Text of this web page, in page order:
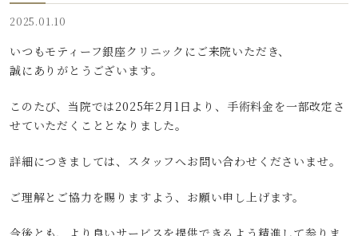
2025.01.10
いつもモティーフ銀座クリニックにご来院いただき、
誠にありがとうございます。
このたび、当院では2025年2月1日より、手術料金を一部改定さ
せていただくこととなりました。
詳細につきましては、スタッフへお問い合わせくださいませ。
ご理解とご協力を賜りますよう、お願い申し上げます。
今後とも、より良いサービスを提供できるよう精進して参りま